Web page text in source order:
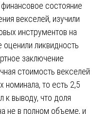
состояние
векселей, изучили
инструментов на
ликвидность
заключение
стоимость векселей
номинала, то есть 2,5
к выводу, что доля
не в полном объеме, и